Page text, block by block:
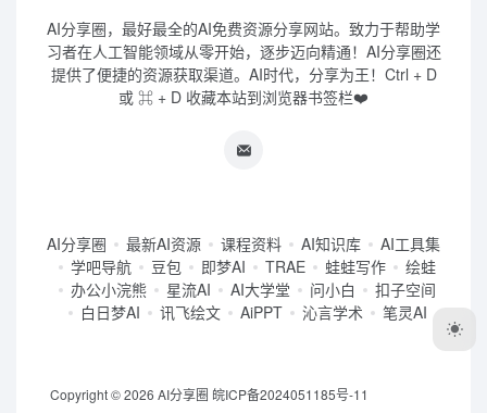
AI分享圈，最好最全的AI免费资源分享网站。致力于帮助学
习者在人工智能领域从零开始，逐步迈向精通！AI分享圈还
提供了便捷的资源获取渠道。AI时代，分享为王！Ctrl + D
或 ⌘ + D 收藏本站到浏览器书签栏❤️
AI分享圈 最新AI资源 课程资料 AI知识库
AI工具集
学吧导航
豆包 即梦AI TRAE 蛙蛙写作
绘蛙
办公小浣熊
星流AI AI大学堂 问小白
扣子空间
白日梦AI
讯飞绘文 AiPPT 沁言学术 笔灵AI
Copyright © 2026 AI分享圈 皖ICP备2024051185号-11